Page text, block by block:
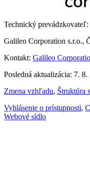
Technický prevádzkovateľ:
Galileo Corporation s.r.o.,
Kontakt: Galileo
Posledná aktualizácia: 7. 8.
Zmena vzhľadu, Štruktúra
Vyhlásenie o prístupnosti,
Webové sídlo